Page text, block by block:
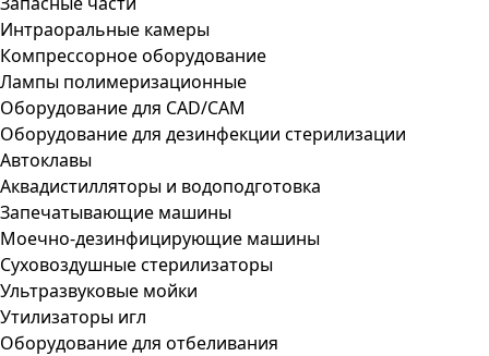
Интраоральные камеры
Компрессорное оборудование
Лампы полимеризационные
Оборудование для CAD/CAM
Оборудование для дезинфекции стерилизации
Автоклавы
Аквадистилляторы и водоподготовка
Запечатывающие машины
Моечно-дезинфицирующие машины
Суховоздушные стерилизаторы
Ультразвуковые мойки
Утилизаторы игл
Оборудование для отбеливания